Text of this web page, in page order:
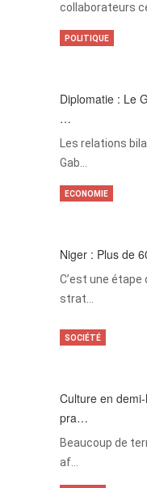
collaborateurs
Diplomatie : Le
…
Les relations
Gab…
POLITIQUE
Niger : Plus de
C’est une
strat…
ECONOMIE
Culture en
pra…
Beaucoup de
af…
SOCIÉTÉ